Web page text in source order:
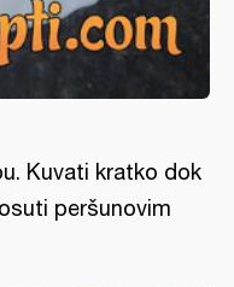
Kuvati kratko dok
peršunovim